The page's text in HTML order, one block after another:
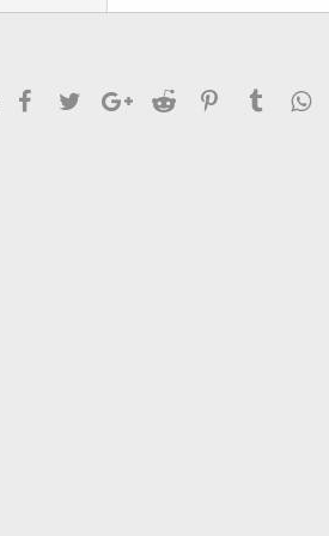
FacebookTwitterGoogle+
Reddit PinterestTumblr